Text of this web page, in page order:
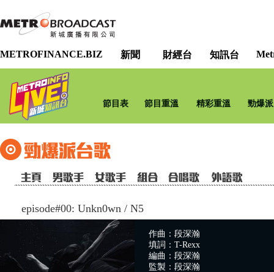
METROFINANCE.BIZ 新聞 財經台 知訊台
節目表 節目重溫 精彩重溫 勁爆
episode#00: Unkn0wn / N5
作曲：段深瀚
填詞：T-Rexx
編曲：段深瀚
監製：段深瀚